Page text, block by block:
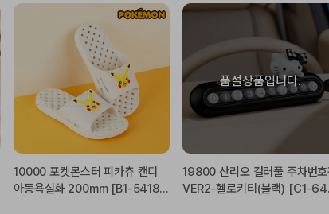
19800 산리오 컬러풀 주차번호판
VER2-헬로키티(핑크) [C1-644
14500 산리오 컬러풀 주차번호
판-헬로키티 [C1-644101]